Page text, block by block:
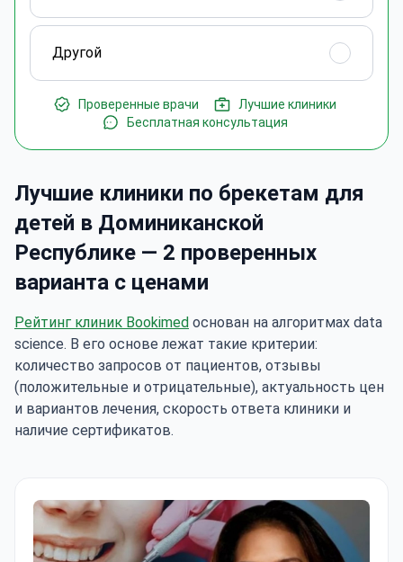
Другой
Проверенные врачи
Лучшие клиники
Бесплатная консультация
Лучшие клиники по брекетам для
детей в Доминиканской
Республике — 2 проверенных
варианта с ценами
Рейтинг клиник Bookimed основан на алгоритмах data
science. В его основе лежат такие критерии:
количество запросов от пациентов, отзывы
(положительные и отрицательные), актуальность цен
и вариантов лечения, скорость ответа клиники и
наличие сертификатов.